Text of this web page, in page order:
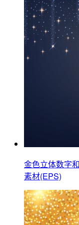
金色立体数字
素材(EPS)